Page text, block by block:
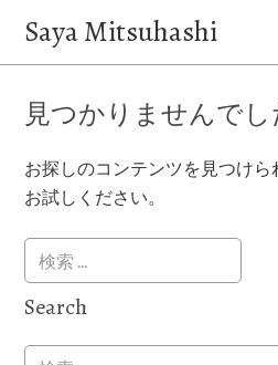
Saya Mitsuhashi
見つかりませんでし
お探しのコンテンツを見つけ
お試しください。
Search